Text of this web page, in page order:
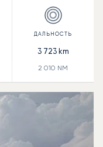
3 723km
2 010 NM